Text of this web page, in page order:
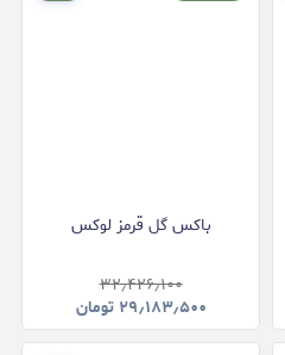
باکس گل قرمز لوکس
۳۲٫۴۲۶٫۱۰۰
۲۹٫۱۸۳٫۵۰۰ تومان